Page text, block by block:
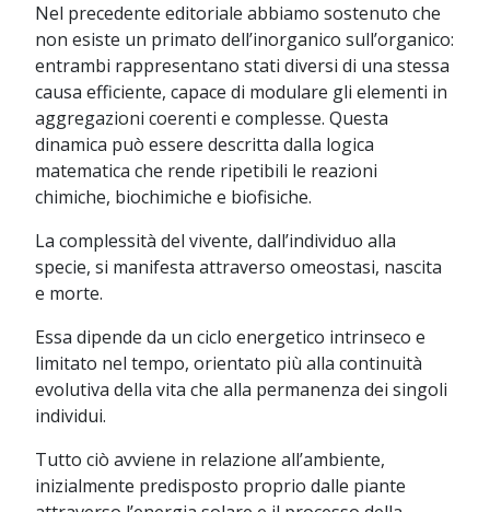
Nel precedente editoriale abbiamo sostenuto che
non esiste un primato dell’inorganico sull’organico:
entrambi rappresentano stati diversi di una stessa
causa efficiente, capace di modulare gli elementi in
aggregazioni coerenti e complesse. Questa
dinamica può essere descritta dalla logica
matematica che rende ripetibili le reazioni
chimiche, biochimiche e biofisiche.
La complessità del vivente, dall’individuo alla
specie, si manifesta attraverso omeostasi, nascita
e morte.
Essa dipende da un ciclo energetico intrinseco e
limitato nel tempo, orientato più alla continuità
evolutiva della vita che alla permanenza dei singoli
individui.
Tutto ciò avviene in relazione all’ambiente,
inizialmente predisposto proprio dalle piante